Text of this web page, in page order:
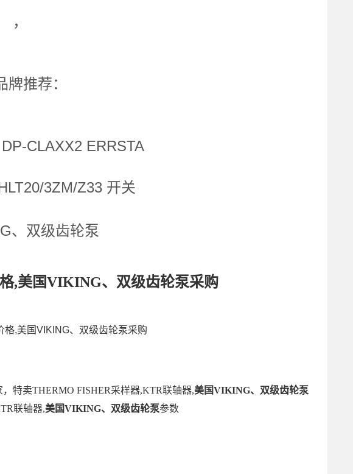
，
牌推荐：
CLAXX2 ERRSTA
3ZM/Z33 开关
、双级齿轮泵
,美国VIKING、双级齿轮泵采购
格,美国VIKING、双级齿轮泵采购
，特卖THERMO FISHER采样器,KTR联轴器,美国VIKING、双级齿轮泵
联轴器,美国VIKING、双级齿轮泵参数